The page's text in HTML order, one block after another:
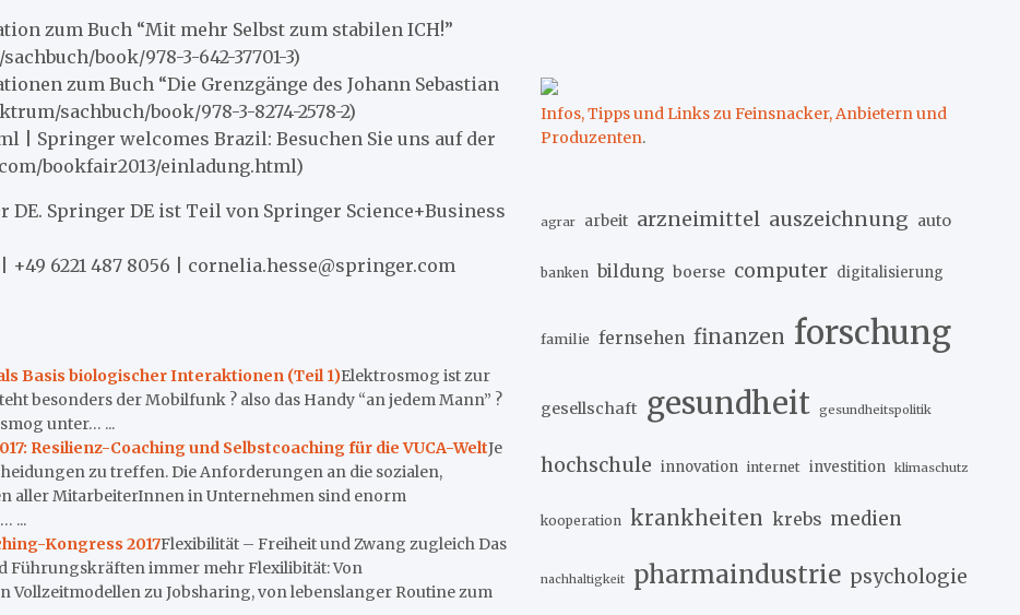
zum Buch “Mit mehr Selbst zum stabilen ICH!”
book/978-3-642-37701-3)
zum Buch “Die Grenzgänge des Johann Sebastian
sachbuch/book/978-3-8274-2578-2)
| Springer welcomes Brazil: Besuchen Sie uns auf der
bookfair2013/einladung.html)
Springer DE ist Teil von Springer Science+Business
6221 487 8056 | cornelia.hesse@springer.com
Basis biologischer Interaktionen (Teil 1)Elektrosmog ist zur
besonders der Mobilfunk ? also das Handy “an jedem Mann” ?
unter… ...
Resilienz-Coaching und Selbstcoaching für die VUCA-WeltJe
zu treffen. Die Anforderungen an die sozialen,
aller MitarbeiterInnen in Unternehmen sind enorm
...
Kongress 2017Flexibilität – Freiheit und Zwang zugleich Das
immer mehr Flexilibität: Von
zu Jobsharing, von lebenslanger Routine zum
Infos, Tipps und Links zu Feinsnacker, Anbietern und
Produzenten.
agrar arbeit arzneimittel auszeichnung auto
banken bildung boerse computer digitalisierung
familie fernsehen finanzen forschung
gesellschaft gesundheit gesundheitspolitik
hochschule innovation internet investition klimaschutz
kooperation krankheiten krebs medien
nachhaltigkeit pharmaindustrie psychologie